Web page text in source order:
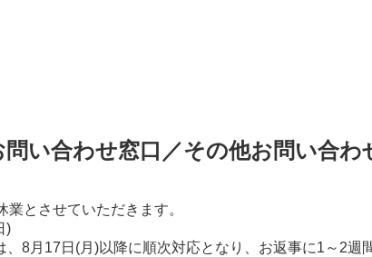
い合わせ窓口／その他お問い合わ
とさせていただきます。
日(日)
8月17日(月)以降に順次対応となり、お返事に1～2週